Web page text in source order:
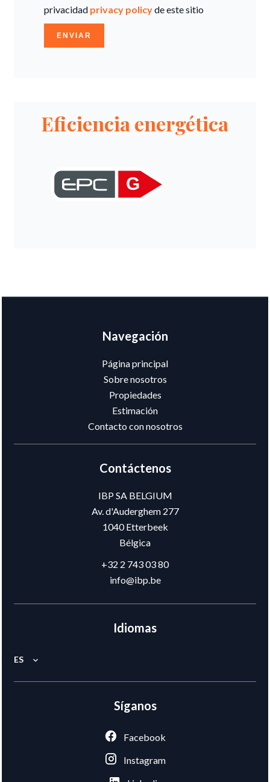
privacidad privacy policyde este sitio
ENVIAR
Eficiencia energética
G
Navegación
Página principal
Sobre nosotros
Propiedades
Estimación
Contacto con nosotros
Contáctenos
IBP SA BELGIUM
Av. d'Auderghem 277
1040Etterbeek
Bélgica
+32 2 743 03 80
info@ibp.be
Idiomas
ES
Síganos
Facebook
Instagram